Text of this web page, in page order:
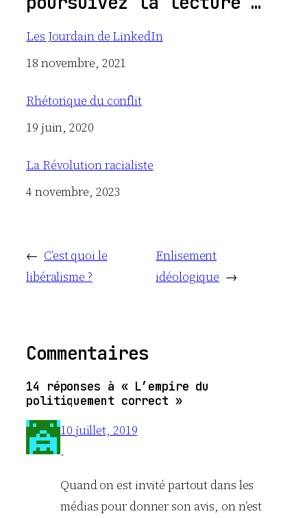
Les Jourdain de LinkedIn
Date
18 novembre, 2021
Rhétorique du conflit
Date
19 juin, 2020
La Révolution racialiste
Date
4 novembre, 2023
← C’est quoi le
libéralisme ?
Enlisement
idéologique →
Commentaires
14 réponses à « L’empire du
politiquement correct »
10 juillet, 2019
.
Quand on est invité partout dans les
médias pour donner son avis, on n’est